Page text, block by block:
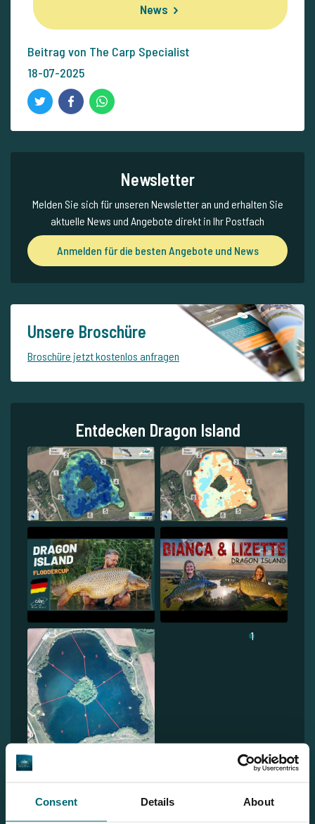
Consent Details About
News
Beitrag von The Carp Specialist
18-07-2025
Newsletter
Melden Sie sich für unseren Newsletter an und erhalten Sie
aktuelle News und Angebote direkt in Ihr Postfach
Anmelden für die besten Angebote und News
Unsere Broschüre
Broschüre jetzt kostenlos anfragen
Entdecken Dragon Island
1